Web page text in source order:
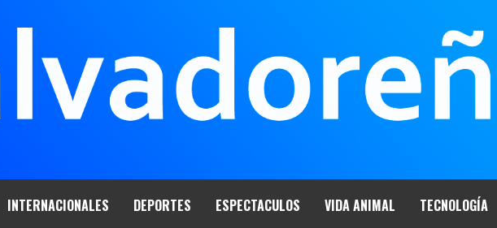
INTERNACIONALES DEPORTES ESPECTACULOS VIDA ANIMAL TECNOLOGÍA